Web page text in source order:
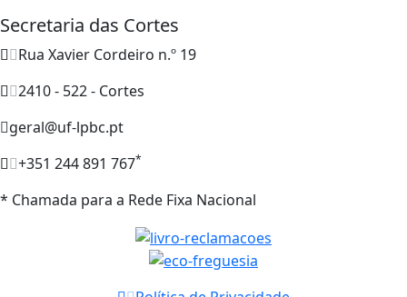
Secretaria das Cortes
Rua Xavier Cordeiro n.º 19
2410 - 522 - Cortes
geral@uf-lpbc.pt
+351 244 891 767*
* Chamada para a Rede Fixa Nacional